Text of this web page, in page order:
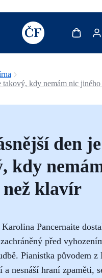
TODO: Add description
Zobrazit
takový, kdy nemám nic
den je
kdy
klavír
Pancernaite
před
Pianistka původem z
nesnáší hraní zpaměti,